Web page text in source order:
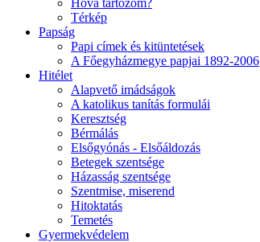
Hova tartozom?
Térkép
Papság
Papi címek és kitüntetések
A Főegyházmegye papjai 1892-2006
Hitélet
Alapvető imádságok
A katolikus tanítás formulái
Keresztség
Bérmálás
Elsőgyónás - Elsőáldozás
Betegek szentsége
Házasság szentsége
Szentmise, miserend
Hitoktatás
Temetés
Gyermekvédelem